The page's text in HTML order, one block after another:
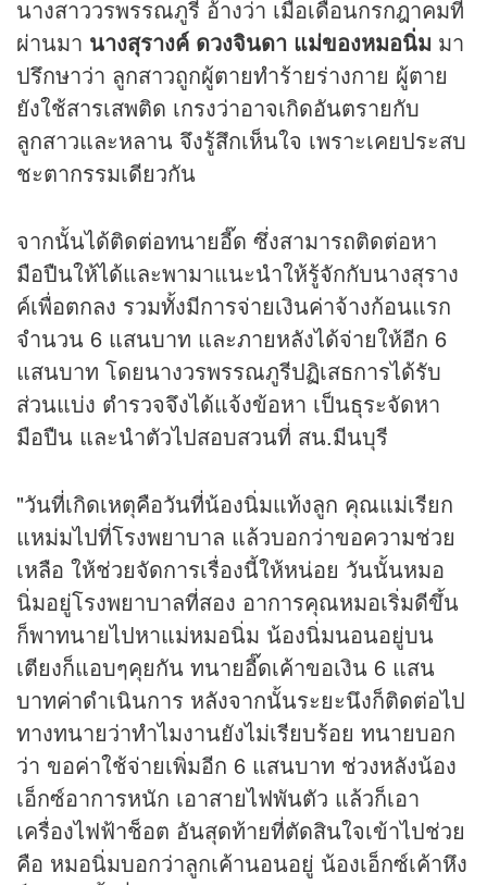
นางสาววรพรรณภูรี อ้างว่า เมื่อเดือนกรกฎาคมที่
ผ่านมา นางสุรางค์ ดวงจินดา แม่ของหมอนิ่ม มา
ปรึกษาว่า ลูกสาวถูกผู้ตายทำร้ายร่างกาย ผู้ตาย
ยังใช้สารเสพติด เกรงว่าอาจเกิดอันตรายกับ
ลูกสาวและหลาน จึงรู้สึกเห็นใจ เพราะเคยประสบ
ชะตากรรมเดียวกัน
จากนั้นได้ติดต่อทนายอี๊ด ซึ่งสามารถติดต่อหา
มือปืนให้ได้และพามาแนะนำให้รู้จักกับนางสุราง
ค์เพื่อตกลง รวมทั้งมีการจ่ายเงินค่าจ้างก้อนแรก
จำนวน 6 แสนบาท และภายหลังได้จ่ายให้อีก 6
แสนบาท โดยนางวรพรรณภูรีปฏิเสธการได้รับ
ส่วนแบ่ง ตำรวจจึงได้แจ้งข้อหา เป็นธุระจัดหา
มือปืน และนำตัวไปสอบสวนที่ สน.มีนบุรี
"วันที่เกิดเหตุคือวันที่น้องนิ่มแท้งลูก คุณแม่เรียก
แหม่มไปที่โรงพยาบาล แล้วบอกว่าขอความช่วย
เหลือ ให้ช่วยจัดการเรื่องนี้ให้หน่อย วันนั้นหมอ
นิ่มอยู่โรงพยาบาลที่สอง อาการคุณหมอเริ่มดีขึ้น
ก็พาทนายไปหาแม่หมอนิ่ม น้องนิ่มนอนอยู่บน
เตียงก็แอบๆคุยกัน ทนายอี๊ดเค้าขอเงิน 6 แสน
บาทค่าดำเนินการ หลังจากนั้นระยะนึงก็ติดต่อไป
ทางทนายว่าทำไมงานยังไม่เรียบร้อย ทนายบอก
ว่า ขอค่าใช้จ่ายเพิ่มอีก 6 แสนบาท ช่วงหลังน้อง
เอ็กซ์อาการหนัก เอาสายไฟพันตัว แล้วก็เอา
เครื่องไฟฟ้าช็อต อันสุดท้ายที่ตัดสินใจเข้าไปช่วย
คือ หมอนิ่มบอกว่าลูกเค้านอนอยู่ น้องเอ็กซ์เค้าหึง